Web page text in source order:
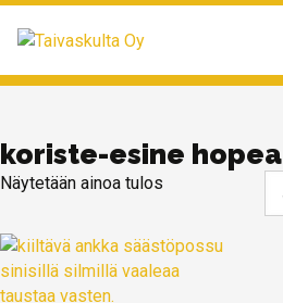
koriste-esine hopea
Näytetään ainoa tulos